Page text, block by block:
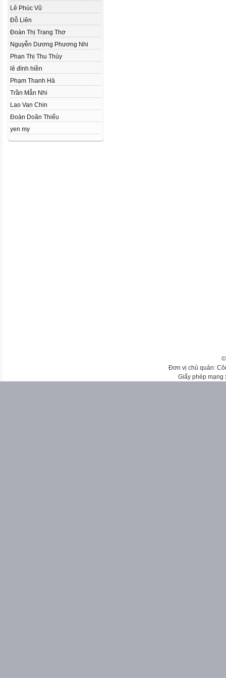
Lê Phúc Vũ
Đỗ Liên
Đoàn Thị Trang Thơ
Nguyễn Dương Phương Nhi
Phan Thị Thu Thủy
lê đình hiền
Phạm Thanh Hà
Trần Mẫn Nhi
Lao Van Chin
Đoàn Doãn Thiếu
yen my
Đơn vị chủ quản:
Giấy phép mạng